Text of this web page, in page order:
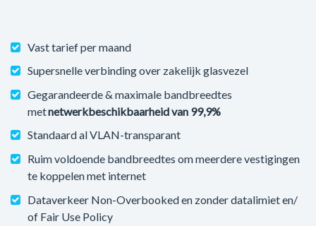
Vast tarief per maand
Supersnelle verbinding over zakelijk glasvezel
Gegarandeerde & maximale bandbreedtes
metnetwerkbeschikbaarheid van 99,9%
Standaard al VLAN-transparant
Ruim voldoende bandbreedtes om meerdere vestigingen
te koppelen met internet
Dataverkeer Non-Overbooked en zonder datalimiet en/
of Fair Use Policy